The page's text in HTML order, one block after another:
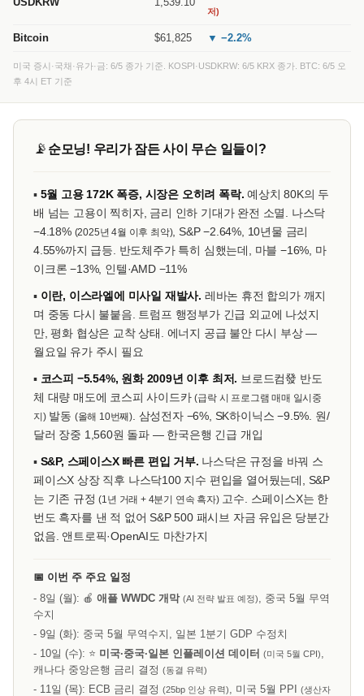
저)
Bitcoin $61,825 ▼ −2.2%
미국 증시·국채·유가·금: 6/5 종가 기준. KOSPI·USDKRW: 6/5 KRX 종가. BTC: 6/5 오
후 4시 ET 기준
📡 순모닝! 우리가 잠든 사이 무슨 일들이?
▪ 5월 고용 172K 폭증, 시장은 오히려 폭락. 예상치 80K의 두
배 넘는 고용이 찍히자, 금리 인하 기대가 완전 소멸. 나스닥
−4.18% (2025년 4월 이후 최악), S&P −2.64%, 10년물 금리
4.55%까지 급등. 반도체주가 특히 심했는데, 마블 −16%, 마
이크론 −13%, 인텔·AMD −11%
▪ 이란, 이스라엘에 미사일 재발사. 레바논 휴전 합의가 깨지
며 중동 다시 불붙음. 트럼프 행정부가 긴급 외교에 나섰지
만, 평화 협상은 교착 상태. 에너지 공급 불안 다시 부상 —
월요일 유가 주시 필요
▪ 코스피 −5.54%, 원화 2009년 이후 최저. 브로드컴發 반도
체 대량 매도에 코스피 사이드카(급락 시 프로그램 매매 일시중
지)발동 (올해 10번째) . 삼성전자 −6%, SK하이닉스 −9.5%. 원/
달러 장중 1,560원 돌파 — 한국은행 긴급 개입
▪ S&P, 스페이스X 빠른 편입 거부. 나스닥은 규정을 바꿔 스
페이스X 상장 직후 나스닥100 지수 편입을 열어뒀는데, S&P
는 기존 규정(1년 거래 + 4분기 연속 흑자)고수. 스페이스X는 한
번도 흑자를 낸 적 없어 S&P 500 패시브 자금 유입은 당분간
없음. 앤트로픽·OpenAI도 마찬가지
📅 이번 주 주요 일정
- 8일 (월): 🍎 애플 WWDC 개막 (AI 전략 발표 예정), 중국 5월 무역
수지
- 9일 (화): 중국 5월 무역수지, 일본 1분기 GDP 수정치
- 10일 (수): ⭐ 미국·중국·일본 인플레이션 데이터 (미국 5월 CPI),
캐나다 중앙은행 금리 결정 (동결 유력)
- 11일 (목): ECB 금리 결정 (25bp 인상 유력), 미국 5월 PPI
(생산자